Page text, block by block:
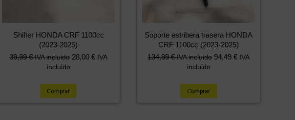
Shifter HONDA CRF 1100cc
(2023-2025)
39,99€ IVA incluido 28,00 € IVA
incluido
Comprar
Soporte estribera trasera HONDA
CRF 1100cc (2023-2025)
134,99€ IVA incluido 94,49 € IVA
incluido
Comprar